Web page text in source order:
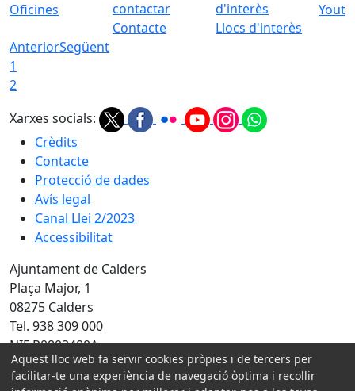
Oficines
Contacte
Llocs d'interès
AnteriorSegüent
1
2
Xarxes socials:
Crèdits
Contacte
Protecció de dades
Avís legal
Canal Llei 2/2023
Accessibilitat
Ajuntament de Calders
Plaça Major, 1
08275 Calders
Tel. 938 309 000
NIF P0803400A
Amb la col·laboració de:
Aquest lloc web fa servir cookies pròpies i de tercers per
facilitar-te una experiència de navegació òptima i recollir